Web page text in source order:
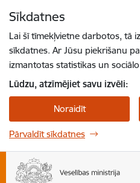
Sīkdatnes
Lai šī tīmekļvietne darbotos, tā
sīkdatnes. Ar Jūsu piekrišanu
izmantotas statistikas un
Lūdzu, atzīmējiet savu izvēli:
Noraidīt
Pārvaldīt sīkdatnes